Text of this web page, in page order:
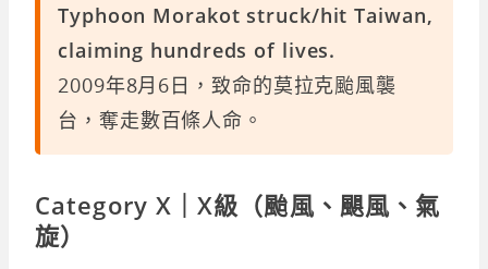
Typhoon Morakot struck/hit Taiwan,
claiming hundreds of lives.
2009年8月6日，致命的莫拉克颱風襲
台，奪走數百條人命。
Category X｜X級（颱風、颶風、氣
旋）